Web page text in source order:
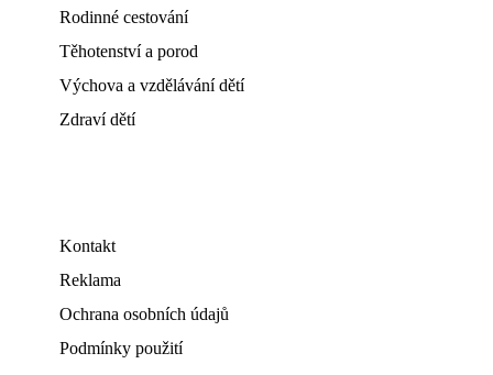
Rodinné cestování
Těhotenství a porod
Výchova a vzdělávání dětí
Zdraví dětí
Kontakt
Reklama
Ochrana osobních údajů
Podmínky použití